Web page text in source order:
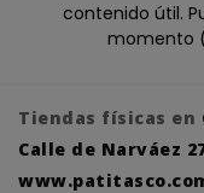
contenido útil.
momento
Tiendas físicas en
Calle de Narváez